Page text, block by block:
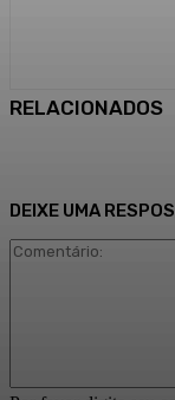
RELACIONADOS
DEIXE UMA